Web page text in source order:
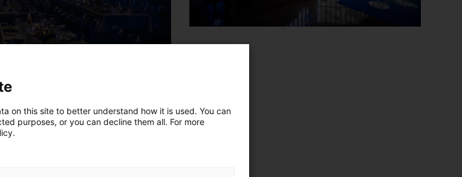
on this site to better understand how it is used. You can
purposes, or you can decline them all. For more